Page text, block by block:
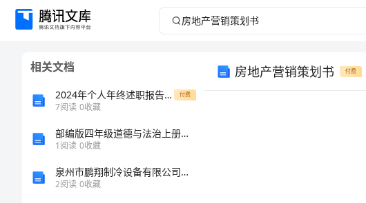
房
相关文档
2024年个人年终述职报告精选 付费
7阅读 0收藏
部编版四年级道德与法治上册月考模拟考试及答案免费
1阅读 0收藏
泉州市鹏翔制冷设备有限公司介绍企业发展分析报告
2阅读 0收藏
房地产营销策划书 付费